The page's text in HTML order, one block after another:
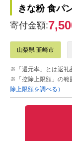
きな粉 食パ
寄付金額:
山梨県 韮崎市
※「還元率」とは返礼
※「控除上限額」の範
除上限額を調べる）